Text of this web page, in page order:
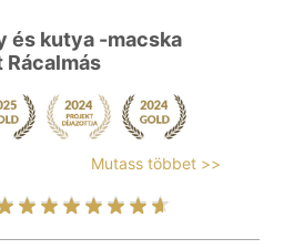
és kutya -macska
Mutass többet >>